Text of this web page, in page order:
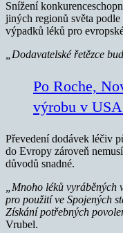
Snížení
jiných regionů světa
výpadků léků pro
„Dodavatelské řetězce
Po Roche,
výrobu v
Převedení dodávek léčiv
do Evropy zároveň
důvodů snadné.
„Mnoho léků
pro použití ve Spojených
Získání potřebných
Vrubel.